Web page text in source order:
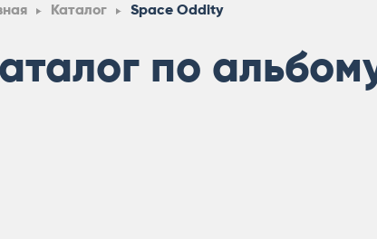
Каталог Space Oddity
по